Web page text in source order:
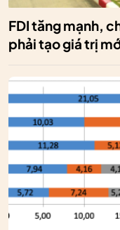
FDI tăng mạnh,
phải tạo giá trị